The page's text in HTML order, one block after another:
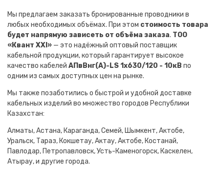
Мы предлагаем заказать бронированные проводники в
любых необходимых объёмах. При этом стоимость товара
будет напрямую зависеть от объёма заказа. ТОО
«Квант XXI» — это надёжный оптовый поставщик
кабельной продукции, который гарантирует высокое
качество кабелей АПвВнг(A)-LS 1х630/120 - 10кВ по
одним из самых доступных цен на рынке.
Мы также позаботились о быстрой и удобной доставке
кабельных изделий во множество городов Республики
Казахстан:
Алматы, Астана, Караганда, Семей, Шымкент, Актобе,
Уральск, Тараз, Кокшетау, Актау, Актобе, Костанай,
Павлодар, Петропавловск, Усть-Каменогорск, Каскелен,
Атырау, и другие города.